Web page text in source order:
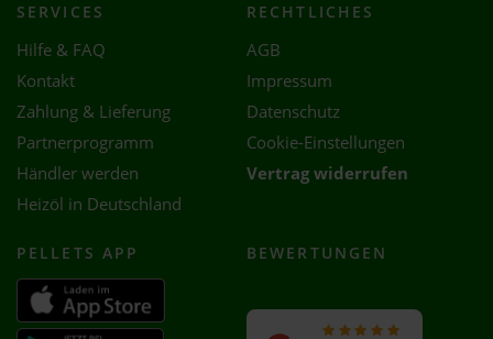
SERVICES
Hilfe & FAQ
Kontakt
Zahlung & Lieferung
Partnerprogramm
Händler werden
Heizöl in Deutschland
RECHTLICHES
AGB
Impressum
Datenschutz
Cookie-Einstellungen
Vertrag widerrufen
PELLETS APP BEWERTUNGEN